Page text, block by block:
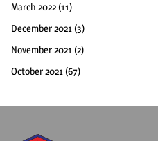
March 2022 (11)
December 2021 (3)
November 2021 (2)
October 2021 (67)